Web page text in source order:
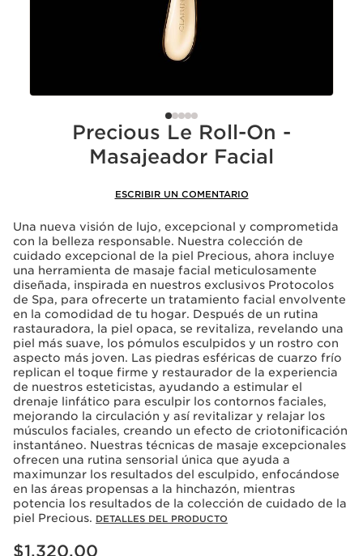
Precious Le Roll-On -
Masajeador Facial
ESCRIBIR UN COMENTARIO
Una nueva visión de lujo, excepcional y comprometida
con la belleza responsable. Nuestra colección de
cuidado excepcional de la piel Precious, ahora incluye
una herramienta de masaje facial meticulosamente
diseñada, inspirada en nuestros exclusivos Protocolos
de Spa, para ofrecerte un tratamiento facial envolvente
en la comodidad de tu hogar. Después de un rutina
rastauradora, la piel opaca, se revitaliza, revelando una
piel más suave, los pómulos esculpidos y un rostro con
aspecto más joven. Las piedras esféricas de cuarzo frío
replican el toque firme y restaurador de la experiencia
de nuestros esteticistas, ayudando a estimular el
drenaje linfático para esculpir los contornos faciales,
mejorando la circulación y así revitalizar y relajar los
músculos faciales, creando un efecto de criotonificación
instantáneo. Nuestras técnicas de masaje excepcionales
ofrecen una rutina sensorial única que ayuda a
maximunzar los resultados del esculpido, enfocándose
en las áreas propensas a la hinchazón, mientras
potencia los resultados de la colección de cuidado de la
piel Precious. DETALLES DEL PRODUCTO
Precio actual $1,320.00
$1,320.00